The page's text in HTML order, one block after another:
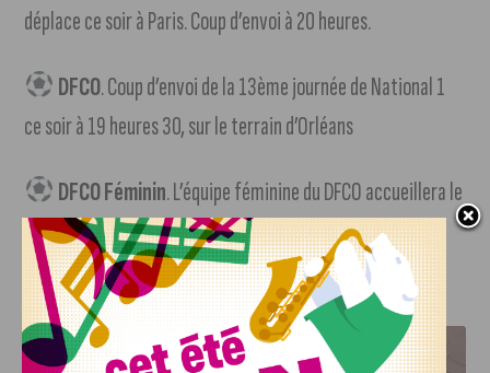
déplace ce soir à Paris. Coup d’envoi à 20 heures.
DFCO. Coup d’envoi de la 13ème journée de National 1
ce soir à 19 heures 30, sur le terrain d’Orléans
DFCO Féminin. L’équipe féminine du DFCO accueillera le
PSG dimanche ; coup d’envoi à 21 heures
J'AIME LE DFCO